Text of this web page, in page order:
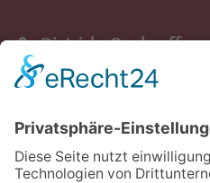
Dietrich - Bonhoeffer -
Schule der Stadt
25451 Quickborn
+49 (0) 4106 - 65 82 91